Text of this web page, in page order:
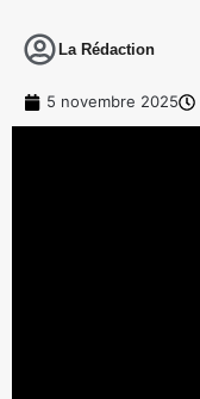
La Rédaction
5 novembre 2025